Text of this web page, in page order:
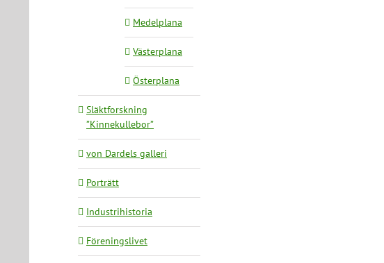
Medelplana
Västerplana
Österplana
Släktforskning
”Kinnekullebor”
von Dardels galleri
Porträtt
Industrihistoria
Föreningslivet